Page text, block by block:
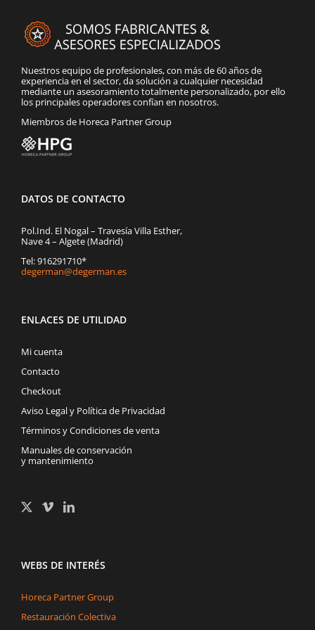
Nuestros equipo de profesionales, con más de 60 años de
experiencia en el sector, da solución a cualquier necesidad
mediante un asesoramiento totalmente personalizado, por ello
los principales operadores confían en nosotros.
Miembros de Horeca Partner Group
DATOS DE CONTACTO
Pol.Ind. El Nogal – Travesía Villa Esther,
Nave 4 – Algete (Madrid)
Tel: 916291710*
degerman@degerman.es
ENLACES DE UTILIDAD
Mi cuenta
Contacto
Checkout
Aviso Legal y Política de Privacidad
Términos y Condiciones de venta
Manuales de conservación
y mantenimiento
WEBS DE INTERÉS
Horeca Partner Group
Restauración Colectiva